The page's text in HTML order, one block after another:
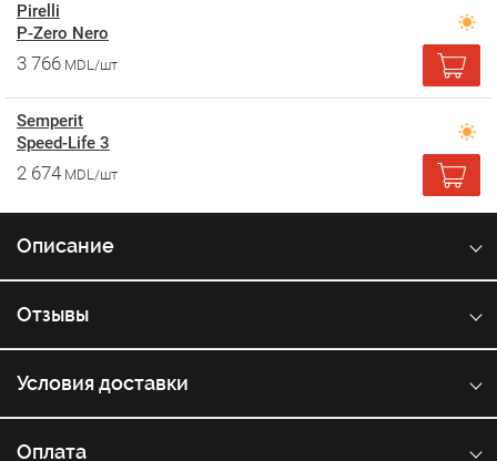
Pirelli
P-Zero Nero
3 766 MDL/шт
Semperit
Speed-Life 3
2 674 MDL/шт
Описание
Отзывы
Условия доставки
Оплата